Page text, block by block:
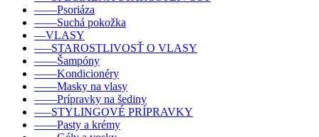
––––Psoriáza
––––Suchá pokožka
––VLASY
–––STAROSTLIVOSŤ O VLASY
––––Šampóny
––––Kondicionéry
––––Masky na vlasy
––––Prípravky na šediny
–––STYLINGOVÉ PRÍPRAVKY
––––Pasty a krémy